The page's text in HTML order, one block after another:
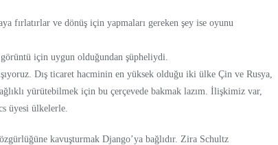
fırlatırlar ve dönüş için yapmaları gereken şey ise oyunu
için uygun olduğundan şüpheliydi.
Dış ticaret hacminin en yüksek olduğu iki ülke Çin ve Rusya,
yürütebilmek için bu çerçevede bakmak lazım. İlişkimiz var,
üyesi ülkelerle.
kavuşturmak Django’ya bağlıdır. Zira Schultz